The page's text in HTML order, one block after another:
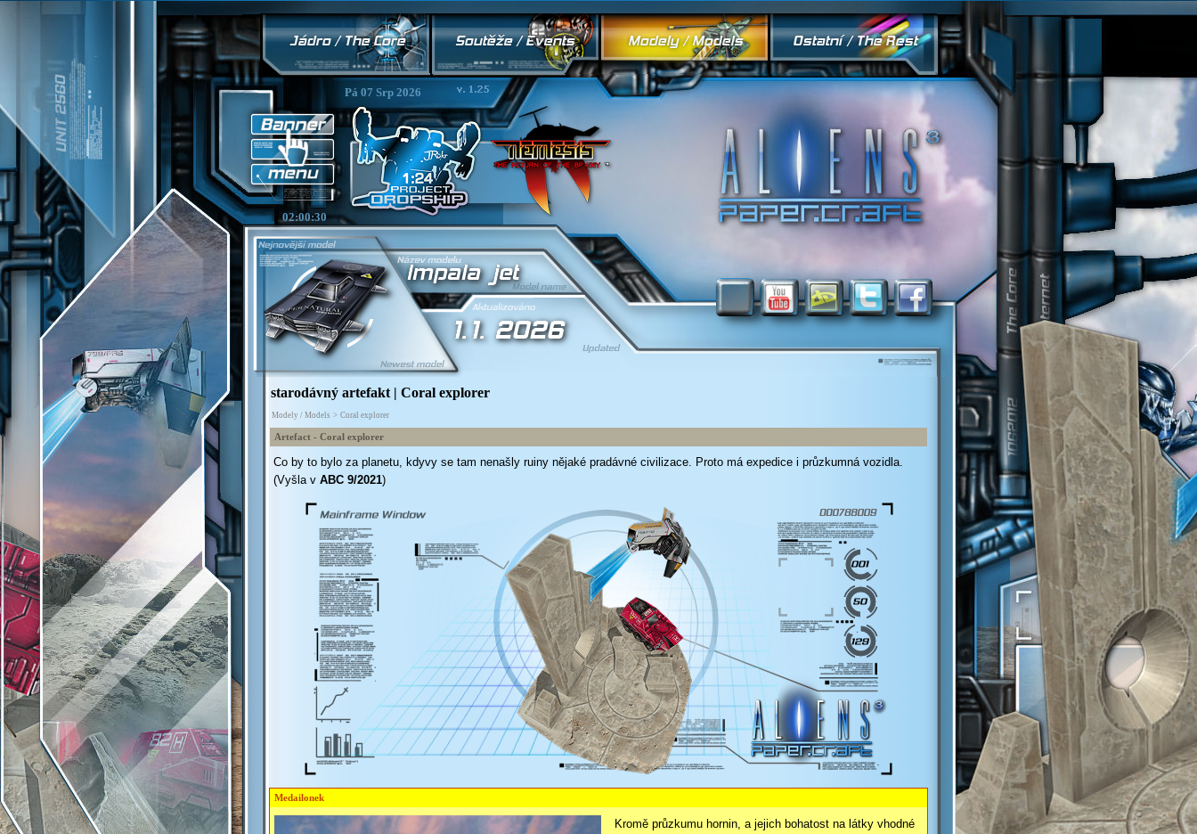
02:00:32
Pá 07 Srp 2026
starodávný artefakt | Coral explorer
Modely / Models > Coral explorer
Artefact - Coral explorer
Co by to bylo za planetu, kdyvy se tam nenašly ruiny nějaké pradávné civilizace. Proto má expedice i průzkumná vozidla.
(Vyšla v ABC 9/2021)
Medailonek
Kromě průzkumu hornin, a jejich bohatost na látky vhodné